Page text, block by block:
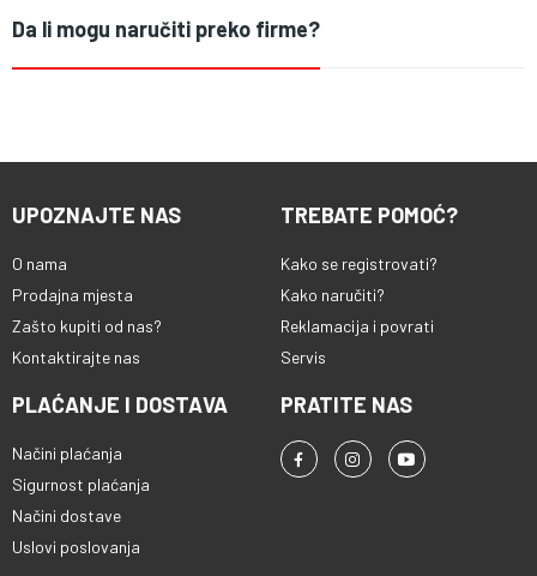
Da li mogu naručiti preko firme?
UPOZNAJTE NAS
O nama
Prodajna mjesta
Zašto kupiti od nas?
Kontaktirajte nas
TREBATE POMOĆ?
Kako se registrovati?
Kako naručiti?
Reklamacija i povrati
Servis
PLAĆANJE I DOSTAVA
Načini plaćanja
Sigurnost plaćanja
Načini dostave
Uslovi poslovanja
PRATITE NAS